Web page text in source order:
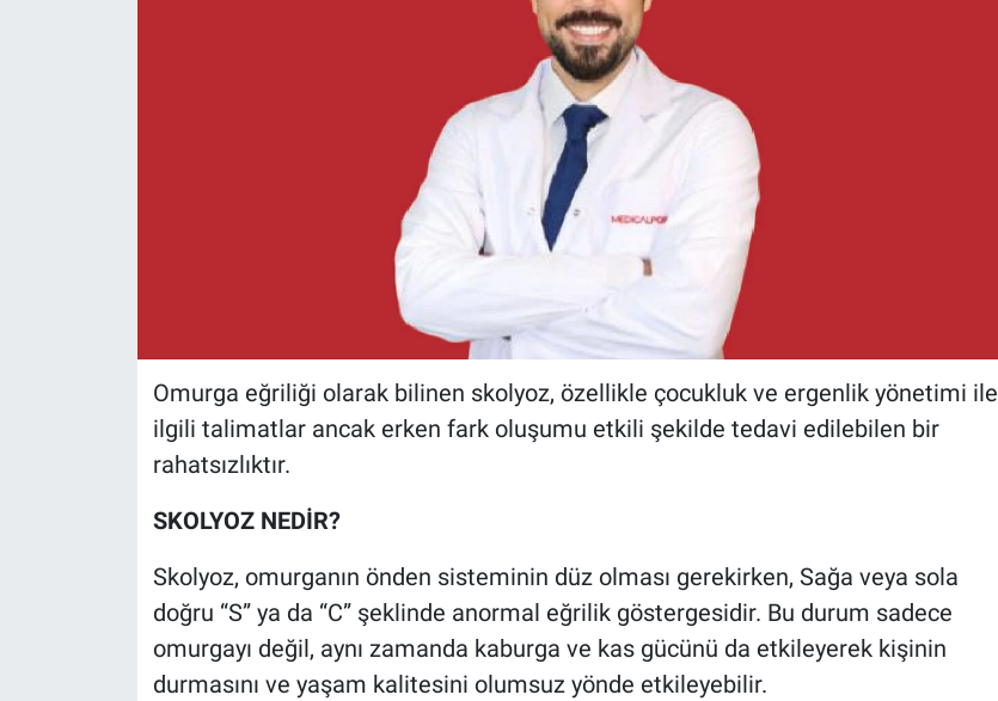
Omurga eğriliği olarak bilinen skolyoz, özellikle çocukluk ve ergenlik yönetimi ile
ilgili talimatlar ancak erken fark oluşumu etkili şekilde tedavi edilebilen bir
rahatsızlıktır.
SKOLYOZ NEDİR?
Skolyoz, omurganın önden sisteminin düz olması gerekirken, Sağa veya sola
doğru “S” ya da “C” şeklinde anormal eğrilik göstergesidir. Bu durum sadece
omurgayı değil, aynı zamanda kaburga ve kas gücünü da etkileyerek kişinin
durmasını ve yaşam kalitesini olumsuz yönde etkileyebilir.